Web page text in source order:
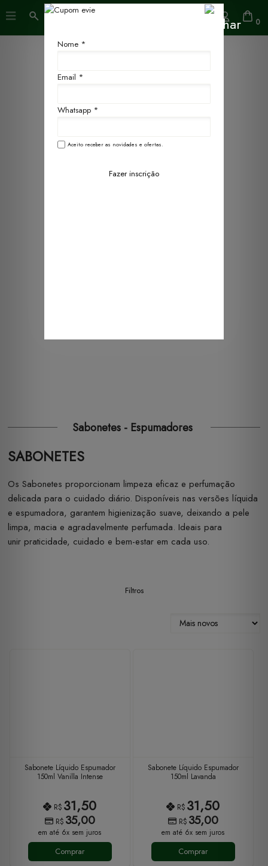
0
Sabonetes - Espumadores
SABONETES
Os Sabonetes proporcionam limpeza eficaz e perfumação
delicada para o cuidado diário. Disponíveis nas versões líquida
e espumadora, garantem higienização suave, deixando a pele
limpa, macia e agradavelmente perfumada. Ideais para
unir praticidade, cuidado e bem-estar em cada uso.
Filtros
Sabonete Líquido Espumador
150ml Vanilla Intense
R$ 31,50
R$ 35,00
em até 6x sem juros
Comprar
Sabonete Líquido Espumador
150ml Lavanda
R$ 31,50
R$ 35,00
em até 6x sem juros
Comprar
Nome *
Email *
Whatsapp *
Aceito receber as novidades e ofertas.
Fazer inscrição